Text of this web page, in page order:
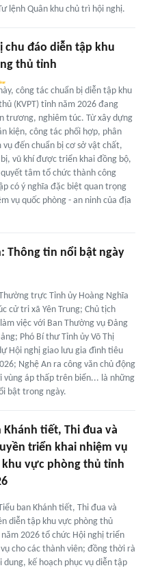
lệnh Quân khu chủ trì hội nghị.
chu đáo diễn tập khu
thủ tỉnh
công tác chuẩn bị diễn tập khu
(KVPT) tỉnh năm 2026 đang
trương, nghiêm túc. Từ xây dựng
kiện, công tác phối hợp, phân
vụ đến chuẩn bị cơ sở vật chất,
vũ khí được triển khai đồng bộ,
quyết tâm tổ chức thành công
có ý nghĩa đặc biệt quan trọng
vụ quốc phòng - an ninh của địa
Thông tin nổi bật ngày
trực Tỉnh ủy Hoàng Nghĩa
cử tri xã Yên Trung; Chủ tịch
việc với Ban Thường vụ Đảng
Phó Bí thư Tỉnh ủy Võ Thị
Hội nghị giao lưu gia đình tiêu
Nghệ An ra công văn chủ động
vùng áp thấp trên biển... là những
bật trong ngày.
Khánh tiết, Thi đua và
triển khai nhiệm vụ
vực phòng thủ tỉnh
ban Khánh tiết, Thi đua và
diễn tập khu vực phòng thủ
năm 2026 tổ chức Hội nghị triển
cho các thành viên; đồng thời rà
dung, kế hoạch phục vụ diễn tập